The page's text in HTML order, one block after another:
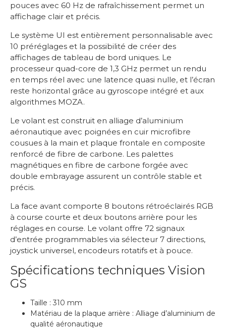
pouces avec 60 Hz de rafraîchissement permet un
affichage clair et précis.
Le système UI est entièrement personnalisable avec
10 préréglages et la possibilité de créer des
affichages de tableau de bord uniques. Le
processeur quad-core de 1,3 GHz permet un rendu
en temps réel avec une latence quasi nulle, et l’écran
reste horizontal grâce au gyroscope intégré et aux
algorithmes MOZA.
Le volant est construit en alliage d’aluminium
aéronautique avec poignées en cuir microfibre
cousues à la main et plaque frontale en composite
renforcé de fibre de carbone. Les palettes
magnétiques en fibre de carbone forgée avec
double embrayage assurent un contrôle stable et
précis.
La face avant comporte 8 boutons rétroéclairés RGB
à course courte et deux boutons arrière pour les
réglages en course. Le volant offre 72 signaux
d’entrée programmables via sélecteur 7 directions,
joystick universel, encodeurs rotatifs et à pouce.
Spécifications techniques Vision
GS
Taille : 310 mm
Matériau de la plaque arrière : Alliage d’aluminium de
qualité aéronautique